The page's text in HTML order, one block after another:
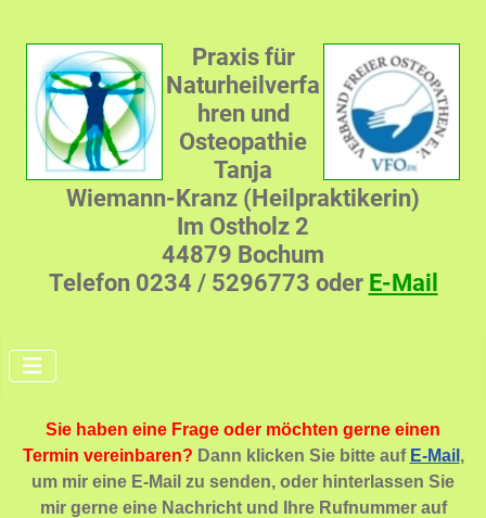
Praxis für
Naturheilverfa
hren und
Osteopathie
Tanja
Wiemann-Kranz (Heilpraktikerin)
Im Ostholz 2
44879 Bochum
Telefon 0234 / 5296773 oder E-Mail
Sie haben eine Frage oder möchten gerne einen
Termin vereinbaren? Dann klicken Sie bitte auf E-Mail ,
um mir eine E-Mail zu senden, oder hinterlassen Sie
mir gerne eine Nachricht und Ihre Rufnummer auf